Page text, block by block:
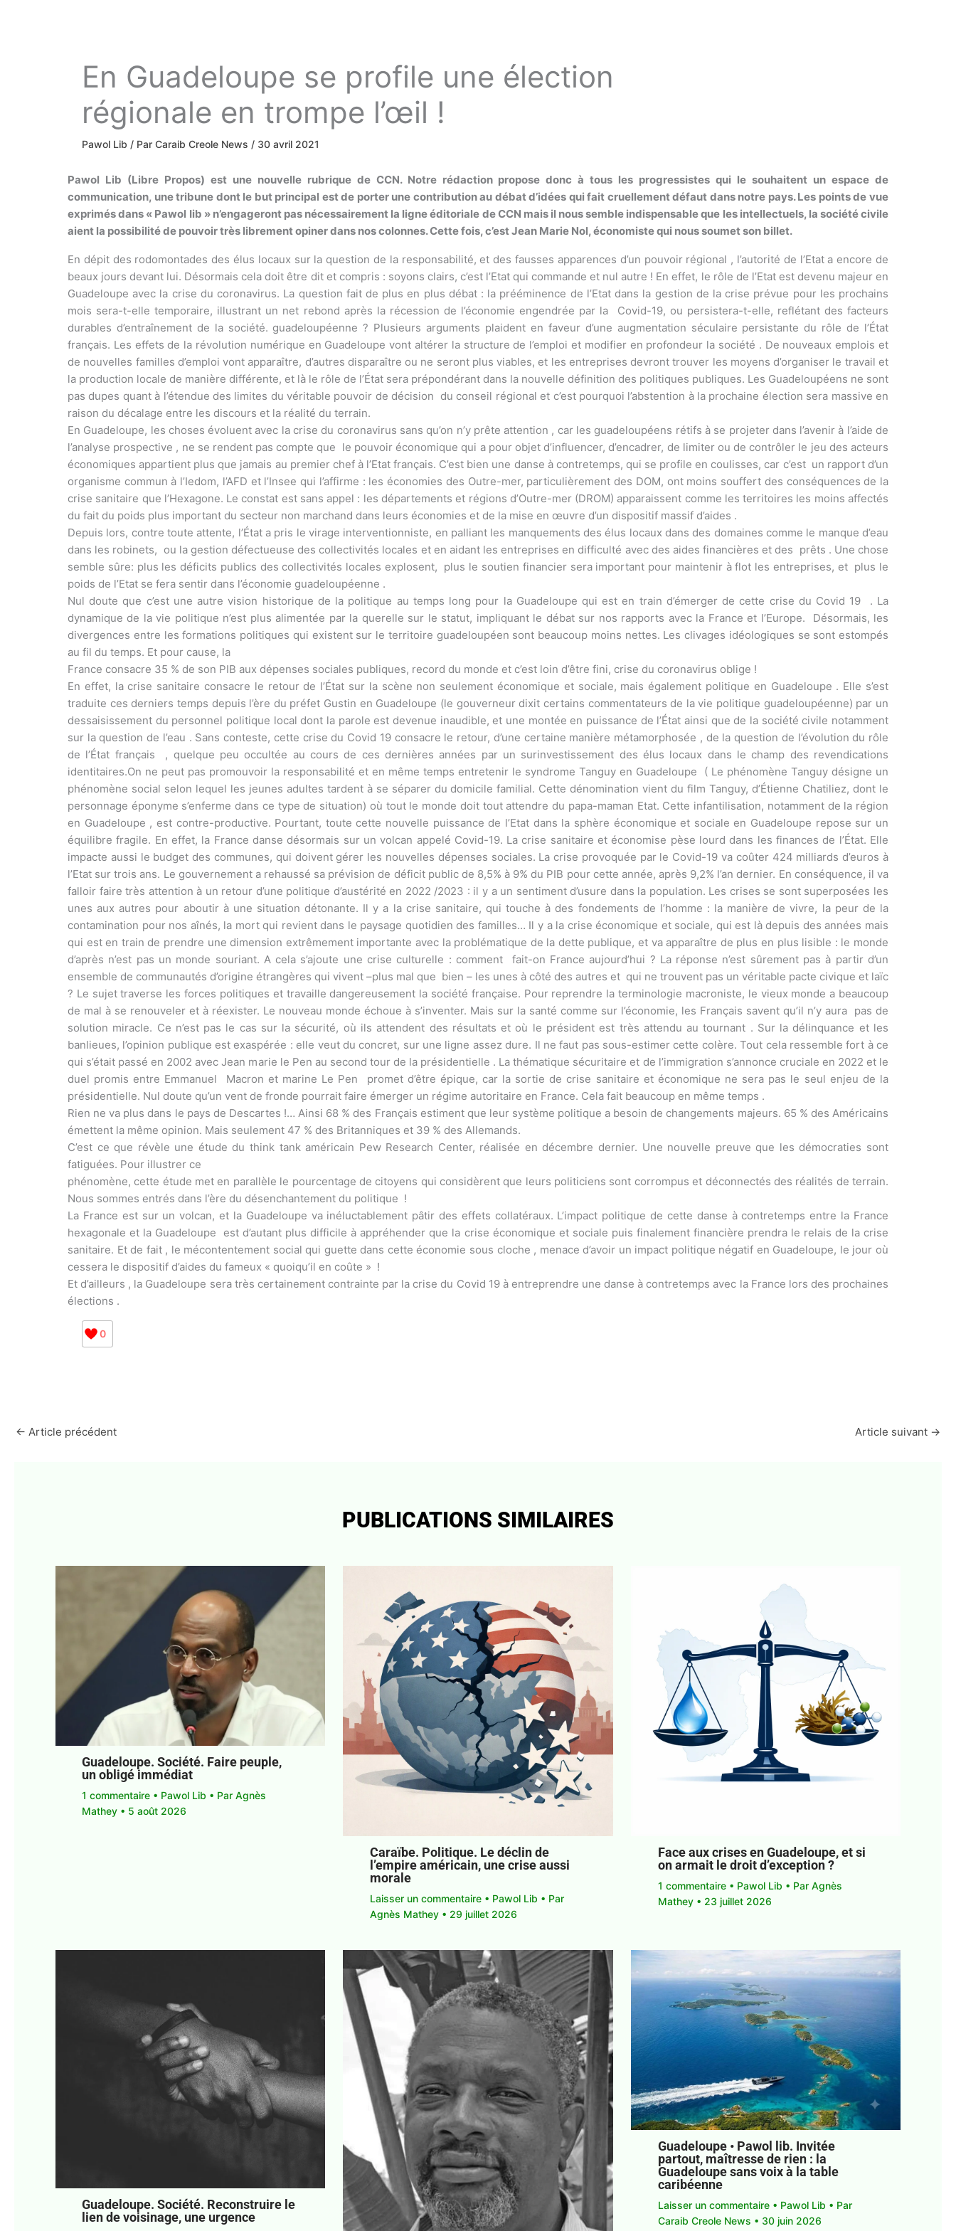
En Guadeloupe se profile une élection
régionale en trompe l’œil !
Pawol Lib / Par Caraib Creole News / 30 avril 2021
Pawol Lib (Libre Propos) est une nouvelle rubrique de CCN. Notre rédaction propose donc à tous les progressistes qui le souhaitent un espace de
communication, une tribune dont le but principal est de porter une contribution au débat d’idées qui fait cruellement défaut dans notre pays. Les points de vue
exprimés dans « Pawol Iib » n’engageront pas nécessairement la ligne éditoriale de CCN mais il nous semble indispensable que les intellectuels, la société civile
aient la possibilité de pouvoir très librement opiner dans nos colonnes. Cette fois, c’est Jean Marie Nol, économiste qui nous soumet son billet.
En dépit des rodomontades des élus locaux sur la question de la responsabilité, et des fausses apparences d’un pouvoir régional , l’autorité de l’Etat a encore de
beaux jours devant lui. Désormais cela doit être dit et compris : soyons clairs, c’est l’Etat qui commande et nul autre ! En effet, le rôle de l’Etat est devenu majeur en
Guadeloupe avec la crise du coronavirus. La question fait de plus en plus débat : la prééminence de l’Etat dans la gestion de la crise prévue pour les prochains
mois sera-t-elle temporaire, illustrant un net rebond après la récession de l’économie engendrée par la Covid-19, ou persistera-t-elle, reflétant des facteurs
durables d’entraînement de la société. guadeloupéenne ? Plusieurs arguments plaident en faveur d’une augmentation séculaire persistante du rôle de l’État
français. Les effets de la révolution numérique en Guadeloupe vont altérer la structure de l’emploi et modifier en profondeur la société . De nouveaux emplois et
de nouvelles familles d’emploi vont apparaître, d’autres disparaître ou ne seront plus viables, et les entreprises devront trouver les moyens d’organiser le travail et
la production locale de manière différente, et là le rôle de l’État sera prépondérant dans la nouvelle définition des politiques publiques. Les Guadeloupéens ne sont
pas dupes quant à l’étendue des limites du véritable pouvoir de décision du conseil régional et c’est pourquoi l’abstention à la prochaine élection sera massive en
raison du décalage entre les discours et la réalité du terrain.
En Guadeloupe, les choses évoluent avec la crise du coronavirus sans qu’on n’y prête attention , car les guadeloupéens rétifs à se projeter dans l’avenir à l’aide de
l’analyse prospective , ne se rendent pas compte que le pouvoir économique qui a pour objet d’influencer, d’encadrer, de limiter ou de contrôler le jeu des acteurs
économiques appartient plus que jamais au premier chef à l’Etat français. C’est bien une danse à contretemps, qui se profile en coulisses, car c’est un rapport d’un
organisme commun à l’Iedom, l’AFD et l’Insee qui l’affirme : les économies des Outre-mer, particulièrement des DOM, ont moins souffert des conséquences de la
crise sanitaire que l’Hexagone. Le constat est sans appel : les départements et régions d’Outre-mer (DROM) apparaissent comme les territoires les moins affectés
du fait du poids plus important du secteur non marchand dans leurs économies et de la mise en œuvre d’un dispositif massif d’aides .
Depuis lors, contre toute attente, l’État a pris le virage interventionniste, en palliant les manquements des élus locaux dans des domaines comme le manque d’eau
dans les robinets, ou la gestion défectueuse des collectivités locales et en aidant les entreprises en difficulté avec des aides financières et des prêts . Une chose
semble sûre: plus les déficits publics des collectivités locales explosent, plus le soutien financier sera important pour maintenir à flot les entreprises, et plus le
poids de l’Etat se fera sentir dans l’économie guadeloupéenne .
Nul doute que c’est une autre vision historique de la politique au temps long pour la Guadeloupe qui est en train d’émerger de cette crise du Covid 19 . La
dynamique de la vie politique n’est plus alimentée par la querelle sur le statut, impliquant le débat sur nos rapports avec la France et l’Europe. Désormais, les
divergences entre les formations politiques qui existent sur le territoire guadeloupéen sont beaucoup moins nettes. Les clivages idéologiques se sont estompés
au fil du temps. Et pour cause, la
France consacre 35 % de son PIB aux dépenses sociales publiques, record du monde et c’est loin d’être fini, crise du coronavirus oblige !
En effet, la crise sanitaire consacre le retour de l’État sur la scène non seulement économique et sociale, mais également politique en Guadeloupe . Elle s’est
traduite ces derniers temps depuis l’ère du préfet Gustin en Guadeloupe (le gouverneur dixit certains commentateurs de la vie politique guadeloupéenne) par un
dessaisissement du personnel politique local dont la parole est devenue inaudible, et une montée en puissance de l’État ainsi que de la société civile notamment
sur la question de l’eau . Sans conteste, cette crise du Covid 19 consacre le retour, d’une certaine manière métamorphosée , de la question de l’évolution du rôle
de l’État français , quelque peu occultée au cours de ces dernières années par un surinvestissement des élus locaux dans le champ des revendications
identitaires.On ne peut pas promouvoir la responsabilité et en même temps entretenir le syndrome Tanguy en Guadeloupe ( Le phénomène Tanguy désigne un
phénomène social selon lequel les jeunes adultes tardent à se séparer du domicile familial. Cette dénomination vient du film Tanguy, d’Étienne Chatiliez, dont le
personnage éponyme s’enferme dans ce type de situation) où tout le monde doit tout attendre du papa-maman Etat. Cette infantilisation, notamment de la région
en Guadeloupe , est contre-productive. Pourtant, toute cette nouvelle puissance de l’Etat dans la sphère économique et sociale en Guadeloupe repose sur un
équilibre fragile. En effet, la France danse désormais sur un volcan appelé Covid-19. La crise sanitaire et économise pèse lourd dans les finances de l’État. Elle
impacte aussi le budget des communes, qui doivent gérer les nouvelles dépenses sociales. La crise provoquée par le Covid-19 va coûter 424 milliards d’euros à
l’Etat sur trois ans. Le gouvernement a rehaussé sa prévision de déficit public de 8,5% à 9% du PIB pour cette année, après 9,2% l’an dernier. En conséquence, il va
falloir faire très attention à un retour d’une politique d’austérité en 2022 /2023 : il y a un sentiment d’usure dans la population. Les crises se sont superposées les
unes aux autres pour aboutir à une situation détonante. Il y a la crise sanitaire, qui touche à des fondements de l’homme : la manière de vivre, la peur de la
contamination pour nos aînés, la mort qui revient dans le paysage quotidien des familles… Il y a la crise économique et sociale, qui est là depuis des années mais
qui est en train de prendre une dimension extrêmement importante avec la problématique de la dette publique, et va apparaître de plus en plus lisible : le monde
d’après n’est pas un monde souriant. A cela s’ajoute une crise culturelle : comment fait-on France aujourd’hui ? La réponse n’est sûrement pas à partir d’un
ensemble de communautés d’origine étrangères qui vivent –plus mal que bien – les unes à côté des autres et qui ne trouvent pas un véritable pacte civique et laïc
? Le sujet traverse les forces politiques et travaille dangereusement la société française. Pour reprendre la terminologie macroniste, le vieux monde a beaucoup
de mal à se renouveler et à réexister. Le nouveau monde échoue à s’inventer. Mais sur la santé comme sur l’économie, les Français savent qu’il n’y aura pas de
solution miracle. Ce n’est pas le cas sur la sécurité, où ils attendent des résultats et où le président est très attendu au tournant . Sur la délinquance et les
banlieues, l’opinion publique est exaspérée : elle veut du concret, sur une ligne assez dure. Il ne faut pas sous-estimer cette colère. Tout cela ressemble fort à ce
qui s’était passé en 2002 avec Jean marie le Pen au second tour de la présidentielle . La thématique sécuritaire et de l’immigration s’annonce cruciale en 2022 et le
duel promis entre Emmanuel Macron et marine Le Pen promet d’être épique, car la sortie de crise sanitaire et économique ne sera pas le seul enjeu de la
présidentielle. Nul doute qu’un vent de fronde pourrait faire émerger un régime autoritaire en France. Cela fait beaucoup en même temps .
Rien ne va plus dans le pays de Descartes !… Ainsi 68 % des Français estiment que leur système politique a besoin de changements majeurs. 65 % des Américains
émettent la même opinion. Mais seulement 47 % des Britanniques et 39 % des Allemands.
C’est ce que révèle une étude du think tank américain Pew Research Center, réalisée en décembre dernier. Une nouvelle preuve que les démocraties sont
fatiguées. Pour illustrer ce
phénomène, cette étude met en parallèle le pourcentage de citoyens qui considèrent que leurs politiciens sont corrompus et déconnectés des réalités de terrain.
Nous sommes entrés dans l’ère du désenchantement du politique !
La France est sur un volcan, et la Guadeloupe va inéluctablement pâtir des effets collatéraux. L’impact politique de cette danse à contretemps entre la France
hexagonale et la Guadeloupe est d’autant plus difficile à appréhender que la crise économique et sociale puis finalement financière prendra le relais de la crise
sanitaire. Et de fait , le mécontentement social qui guette dans cette économie sous cloche , menace d’avoir un impact politique négatif en Guadeloupe, le jour où
cessera le dispositif d’aides du fameux « quoiqu’il en coûte » !
Et d’ailleurs , la Guadeloupe sera très certainement contrainte par la crise du Covid 19 à entreprendre une danse à contretemps avec la France lors des prochaines
élections .
0
← Article précédent Article suivant →
PUBLICATIONS SIMILAIRES
Guadeloupe. Société. Faire peuple,
un obligé immédiat
1 commentaire • Pawol Lib • ParAgnès
Mathey • 5 août 2026
Caraïbe. Politique. Le déclin de
l’empire américain, une crise aussi
morale
Laisser un commentaire • Pawol Lib • Par
Agnès Mathey • 29 juillet 2026
Face aux crises en Guadeloupe, et si
on armait le droit d’exception ?
1 commentaire • Pawol Lib • Par Agnès
Mathey • 23 juillet 2026
Guadeloupe. Société. Reconstruire le
lien de voisinage, une urgence
Guadeloupe • Pawol lib. Invitée
partout, maîtresse de rien : la
Guadeloupe sans voix à la table
caribéenne
Laisser un commentaire • Pawol Lib • Par
Caraib Creole News • 30 juin 2026